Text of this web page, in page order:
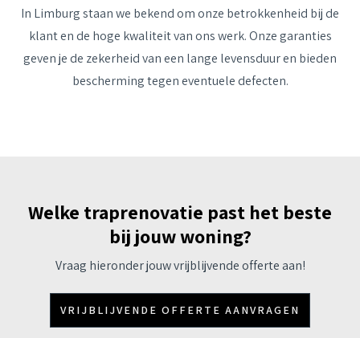
In Limburg staan we bekend om onze betrokkenheid bij de
klant en de hoge kwaliteit van ons werk. Onze garanties
geven je de zekerheid van een lange levensduur en bieden
bescherming tegen eventuele defecten.
Welke traprenovatie past het beste
bij jouw woning?
Vraag hieronder jouw vrijblijvende offerte aan!
VRIJBLIJVENDE OFFERTE AANVRAGEN